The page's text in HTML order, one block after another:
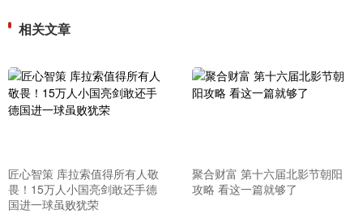
相关文章
匠心智策 库拉索值得所有人敬
畏！15万人小国亮剑敢还手德
国进一球虽败犹荣
聚合财富 第十六届北影节朝阳
攻略 看这一篇就够了